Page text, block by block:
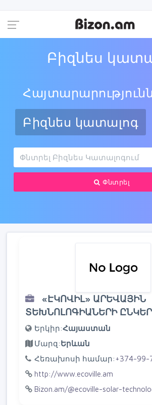
Բիզնես
Բիզնես կատալոգ
Փնտրել
«ԷԿՈՎԻԼ» ԱՐԵՎԱՅԻՆ
ՏԵԽՆՈԼՈԳԻԱՆԵՐԻ
Երկիր:Հայաստան
Մարզ:Երևան
Հեռախոսի համար:+374-99-
http://www.ecoville.am
Bizon.am/@ecoville-solar-